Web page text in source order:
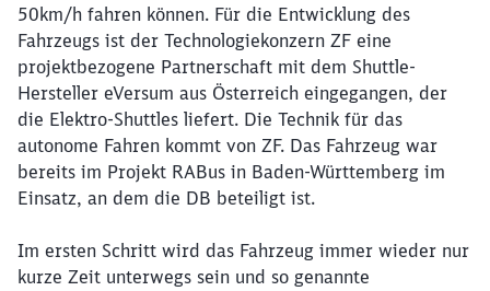
50km/h fahren können. Für die Entwicklung des
Fahrzeugs ist der Technologiekonzern ZF eine
projektbezogene Partnerschaft mit dem Shuttle-
Hersteller eVersum aus Österreich eingegangen, der
die Elektro-Shuttles liefert. Die Technik für das
autonome Fahren kommt von ZF. Das Fahrzeug war
bereits im Projekt RABus in Baden-Württemberg im
Einsatz, an dem die DB beteiligt ist.
Im ersten Schritt wird das Fahrzeug immer wieder nur
kurze Zeit unterwegs sein und so genannte